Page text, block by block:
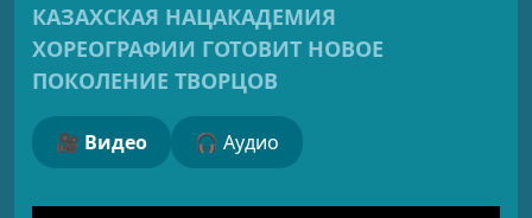
КАЗАХСКАЯ НАЦАКАДЕМИЯ
ХОРЕОГРАФИИ ГОТОВИТ НОВОЕ
ПОКОЛЕНИЕ ТВОРЦОВ
🎥 Видео 🎧 Аудио